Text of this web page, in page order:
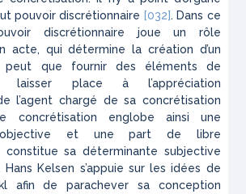
pouvoir discrétionnaire [032]. Dans ce
discrétionnaire joue un rôle
acte, qui détermine la création d’un
que fournir des éléments de
laisser place à l’appréciation
l’agent chargé de sa concrétisation
concrétisation englobe ainsi une
objective et une part de libre
constitue sa déterminante subjective
. Hans Kelsen s’appuie sur les idées de
afin de parachever sa conception